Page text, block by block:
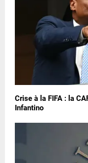
Crise à la FIFA : la
Infantino